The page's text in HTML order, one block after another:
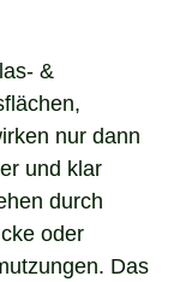
&
nur dann
und klar
durch
oder
Das